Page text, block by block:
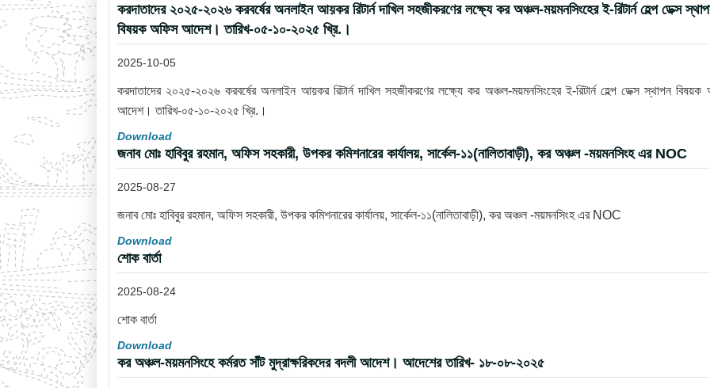
করদাতাদের ২০২৫-২০২৬ করবর্ষের অনলাইন আয়কর রিটার্ন দাখিল সহজীকরণের লক্ষ্যে কর অঞ্চল-ময়মনসিংহের ই-রিটার্ন হেল্প ডেক্স
বিষয়ক অফিস আদেশ। তারিখ-০৫-১০-২০২৫ খ্রি.।
2025-10-05
করদাতাদের ২০২৫-২০২৬ করবর্ষের অনলাইন আয়কর রিটার্ন দাখিল সহজীকরণের লক্ষ্যে কর অঞ্চল-ময়মনসিংহের ই-রিটার্ন হেল্প ডেক্স স্থাপন
আদেশ। তারিখ-০৫-১০-২০২৫ খ্রি.।
Download
জনাব মোঃ হাবিবুর রহমান, অফিস সহকারী, উপকর কমিশনারের কার্যালয়, সার্কেল-১১(নালিতাবাড়ী), কর অঞ্চল -ময়মনসিংহ এর NOC
2025-08-27
জনাব মোঃ হাবিবুর রহমান, অফিস সহকারী, উপকর কমিশনারের কার্যালয়, সার্কেল-১১(নালিতাবাড়ী), কর অঞ্চল -ময়মনসিংহ এর NOC
Download
শোক বার্তা
2025-08-24
শোক বার্তা
Download
কর অঞ্চল-ময়মনসিংহে কর্মরত সাঁট মুদ্রাক্ষরিকদের বদলী আদেশ। আদেশের তারিখ- ১৮-০৮-২০২৫